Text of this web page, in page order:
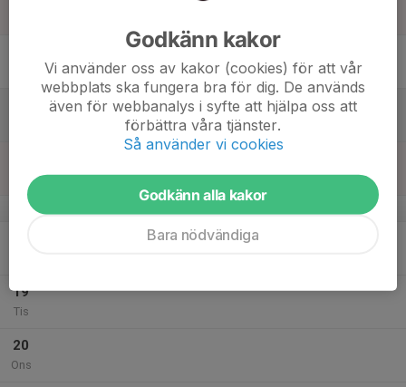
19
Tis
20
Ons
Godkänn kakor
Vi använder oss av kakor (cookies) för att vår
webbplats ska fungera bra för dig. De används
även för webbanalys i syfte att hjälpa oss att
förbättra våra tjänster.
Så använder vi cookies
Godkänn alla kakor
Bara nödvändiga